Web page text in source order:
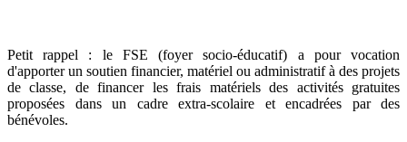
Petit rappel : le FSE (foyer socio-éducatif) a pour vocation
d'apporter un soutien financier, matériel ou administratif à des projets
de classe, de financer les frais matériels des activités gratuites
proposées dans un cadre extra-scolaire et encadrées par des
bénévoles.